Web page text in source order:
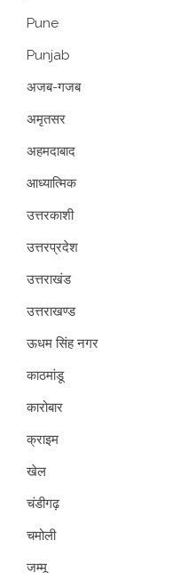
Pune
Punjab
अजब-गजब
अमृतसर
अहमदाबाद
आध्यात्मिक
उत्तरकाशी
उत्तरप्रदेश
उत्तराखंड
उत्तराखण्ड
ऊधम सिंह नगर
काठमांडू
कारोबार
क्राइम
खेल
चंडीगढ़
चमोली
जम्मू